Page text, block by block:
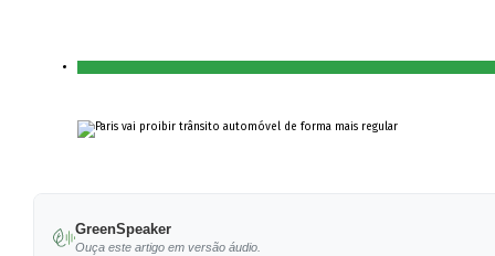
GreenSpeaker
Ouça este artigo em versão áudio.